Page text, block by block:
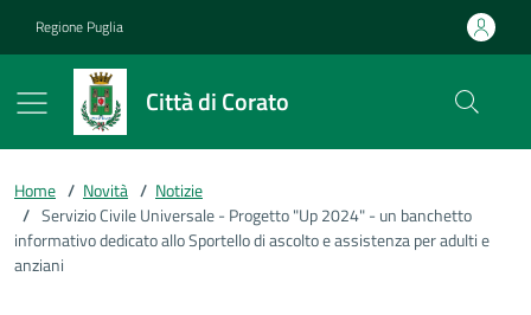
Regione Puglia
Città di Corato
Home / Novità / Notizie
/ Servizio Civile Universale - Progetto "Up 2024" - un banchetto
informativo dedicato allo Sportello di ascolto e assistenza per adulti e
anziani